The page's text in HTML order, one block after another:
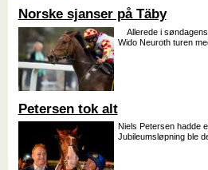
Norske sjanser på Täby
Allerede i
Wido Neuroth turen
Petersen tok alt
Niels Petersen hadde
Jubileumsløpning ble